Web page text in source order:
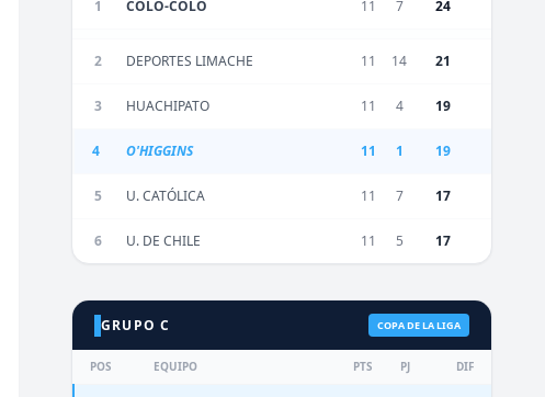
1 COLO-COLO 11 7 24
2 DEPORTES LIMACHE 11 14 21
3 HUACHIPATO 11 4 19
4 O'HIGGINS 11 1 19
5 U. CATÓLICA 11 7 17
6 U. DE CHILE 11 5 17
GRUPO C COPA DE LA LIGA
POS EQUIPO PTS PJ DIF